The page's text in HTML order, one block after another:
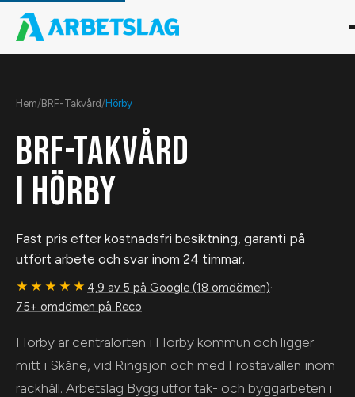
Hem/BRF-Takvård /Hörby
BRF-TAKVÅRD
I HÖRBY
Fast pris efter kostnadsfri besiktning, garanti på
utfört arbete och svar inom 24 timmar.
★★★★★ 4,9 av 5 på Google (18 omdömen)·
75+ omdömen på Reco
Hörby är centralorten i Hörby kommun och ligger
mitt i Skåne, vid Ringsjön och med Frostavallen inom
räckhåll. Arbetslag Bygg utför tak- och byggarbeten i